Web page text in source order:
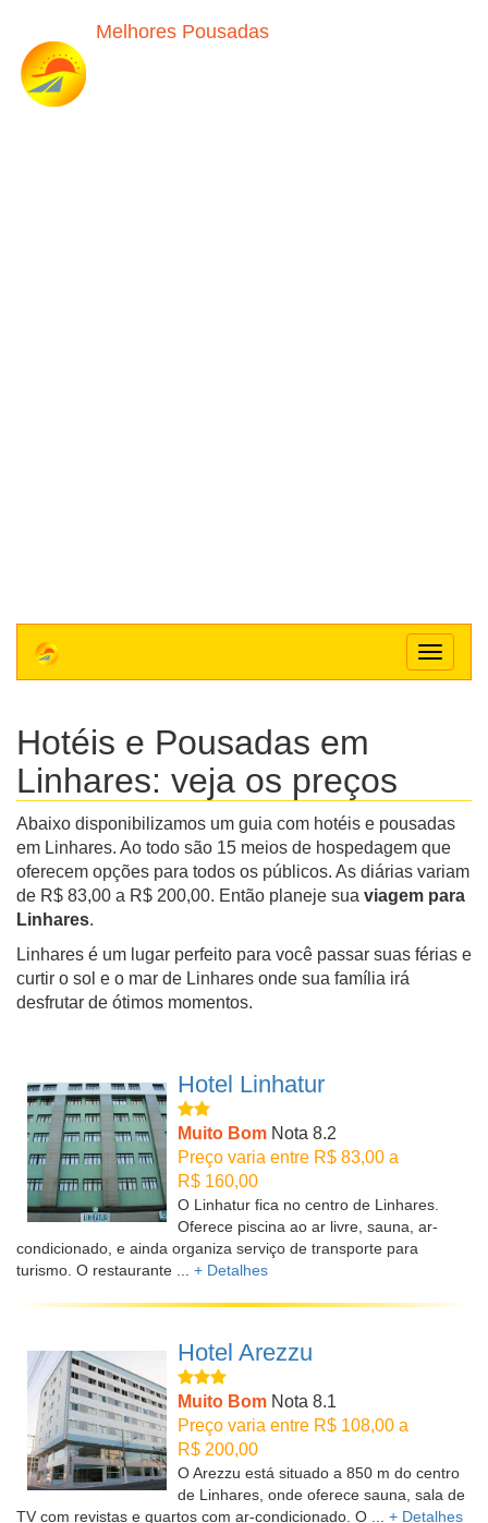
Melhores Pousadas
Toggle
Hotéis e Pousadas em
Linhares: veja os preços
Abaixo disponibilizamos um guia com hotéis e pousadas
em Linhares. Ao todo são 15 meios de hospedagem que
oferecem opções para todos os públicos. As diárias variam
de R$ 83,00 a R$ 200,00. Então planeje sua viagem para
Linhares.
Linhares é um lugar perfeito para você passar suas férias e
curtir o sol e o mar de Linhares onde sua família irá
desfrutar de ótimos momentos.
Hotel Linhatur
Muito Bom Nota 8.2
Preço varia entre R$ 83,00 a
R$ 160,00
O Linhatur fica no centro de Linhares.
Oferece piscina ao ar livre, sauna, ar-
condicionado, e ainda organiza serviço de transporte para
turismo. O restaurante ... + Detalhes
Hotel Arezzu
Muito Bom Nota 8.1
Preço varia entre R$ 108,00 a
R$ 200,00
O Arezzu está situado a 850 m do centro
de Linhares, onde oferece sauna, sala de
TV com revistas e quartos com ar-condicionado. O ... + Detalhes